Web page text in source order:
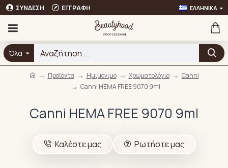
ΣΎΝΔΕΣΗ ΕΓΓΡΑΦΉ ΕΛΛΗΝΙΚΆ
Όλα
Προϊόντα Ημιμόνιμο Χρωματολόγιο
Canni
Canni HEMA FREE 9070 9ml
Canni HEMA FREE 9070 9ml
Καλέστε μας Ρωτήστε μας